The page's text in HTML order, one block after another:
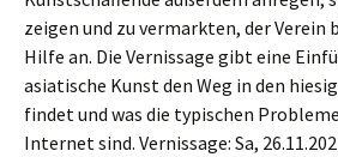
zeigen und zu vermarkten, der Verein
Hilfe an. Die Vernissage gibt eine
asiatische Kunst den Weg in den
findet und was die typischen
Internet sind. Vernissage: Sa,